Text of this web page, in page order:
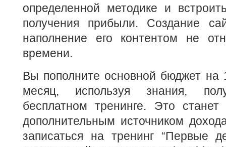
определенной методике и
получения прибыли. Создание
наполнение его контентом не
времени.
Вы пополните основной бюджет на
месяц, используя знания,
бесплатном тренинге. Это
дополнительным источником
записаться на тренинг “Первые